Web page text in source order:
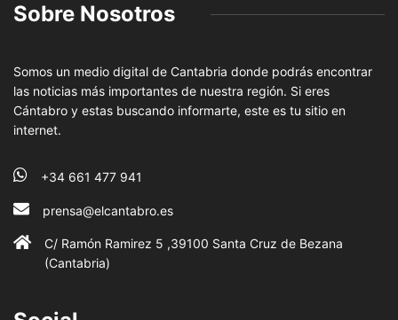
Sobre Nosotros
Somos un medio digital de Cantabria donde podrás encontrar
las noticias más importantes de nuestra región. Si eres
Cántabro y estas buscando informarte, este es tu sitio en
internet.
+34 661 477 941
prensa@elcantabro.es
C/ Ramón Ramirez 5 ,39100 Santa Cruz de Bezana
(Cantabria)